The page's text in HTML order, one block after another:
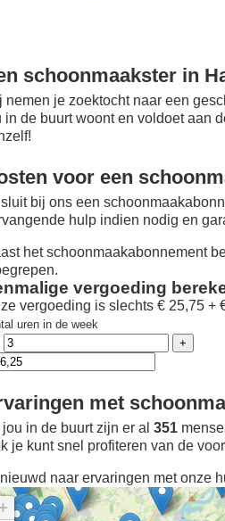
schoonmaakster in
nemen je zoektocht naar een
in de buurt woont en voldoet aan
voor een
bij ons een
hulp indien nodig en
het schoonmaakabonnement
vergoeding
vergoeding is slechts € 25,75 +
uren in de week
met
jou in de buurt zijn er al 351
je kunt snel profiteren van de
naar ervaringen met onze